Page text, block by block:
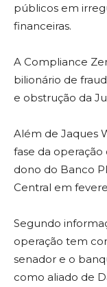
públicos em
financeiras.
A Compliance
bilionário de
e obstrução da
Além de Jaques
fase da
dono do Banco
Central em
Segundo
operação tem
senador e o
como aliado de